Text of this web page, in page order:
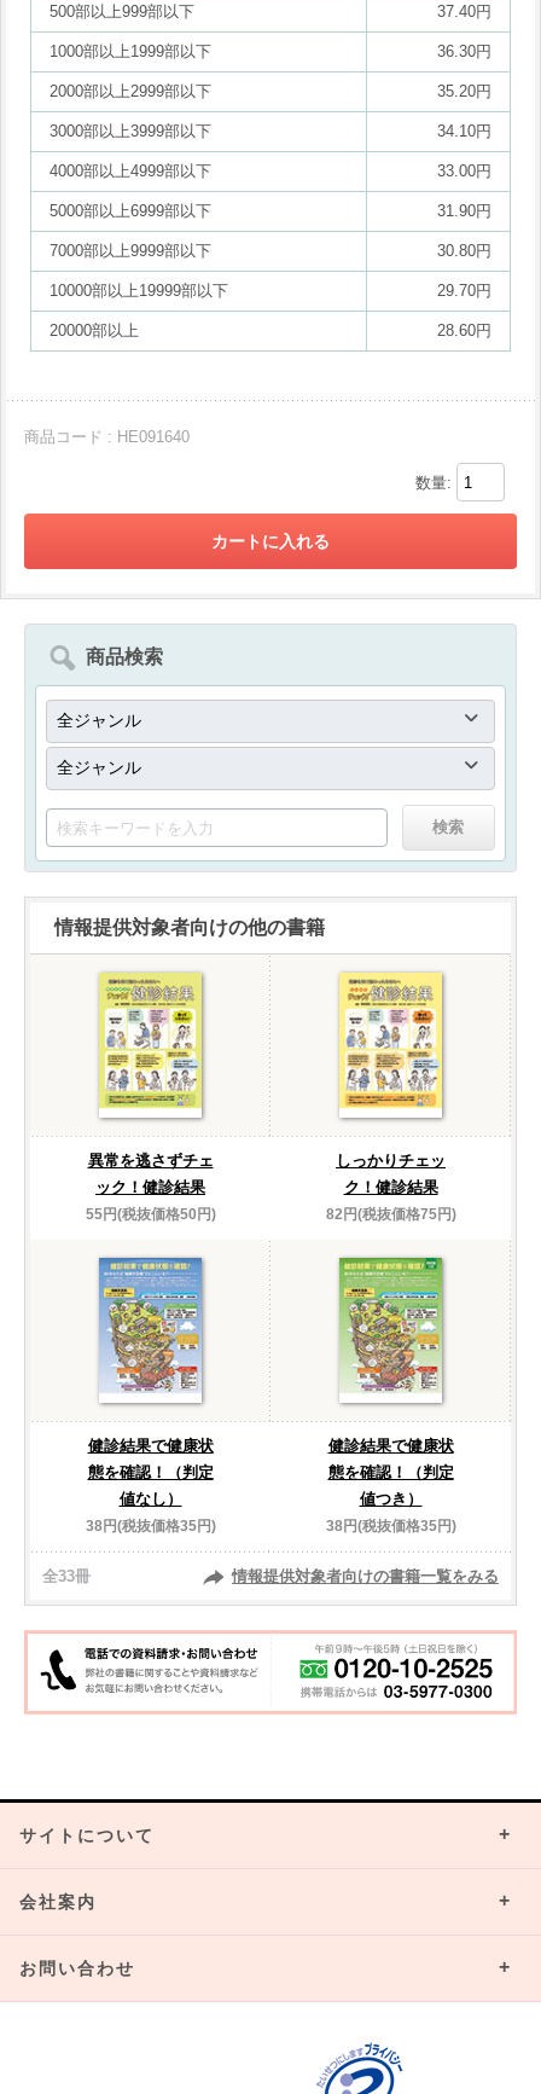
500部以上999部以下 37.40円
1000部以上1999部以下 36.30円
2000部以上2999部以下 35.20円
3000部以上3999部以下 34.10円
4000部以上4999部以下 33.00円
5000部以上6999部以下 31.90円
7000部以上9999部以下 30.80円
10000部以上19999部以下 29.70円
20000部以上 28.60円
商品コード : HE091640
数量:
商品検索
情報提供対象者向けの他の書籍
異常を逃さずチェ
ック！健診結果
55円(税抜価格50円)
しっかりチェッ
ク！健診結果
82円(税抜価格75円)
健診結果で健康状
態を確認！（判定
値なし）
38円(税抜価格35円)
健診結果で健康状
態を確認！（判定
値つき）
38円(税抜価格35円)
全33冊 情報提供対象者向けの書籍一覧をみる
サイトについて
会社案内
お問い合わせ